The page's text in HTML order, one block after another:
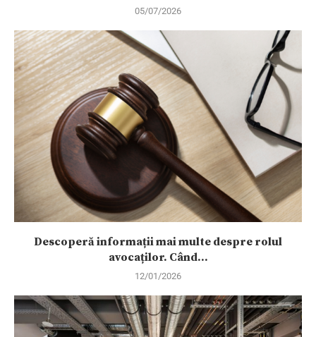
05/07/2026
Descoperă informații mai multe despre rolul
avocaților. Când...
12/01/2026